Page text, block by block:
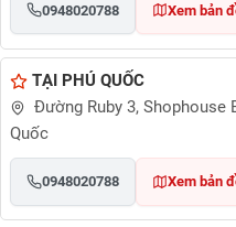
0948020788 Xem bản
TẠI PHÚ QUỐC
Đường Ruby 3, Shophouse
Quốc
0948020788 Xem bản